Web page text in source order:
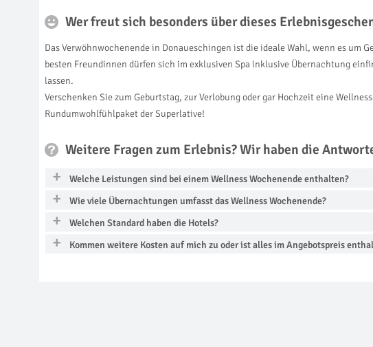
Wer freut sich besonders über dieses
Das Verwöhnwochenende in Donaueschingen ist die ideale Wahl, wenn es um
besten Freundinnen dürfen sich im exklusiven Spa inklusive Übernachtung
lassen.
Verschenken Sie zum Geburtstag, zur Verlobung oder gar Hochzeit eine
Rundumwohlfühlpaket der Superlative!
Weitere Fragen zum Erlebnis? Wir haben die
Welche Leistungen sind bei einem Wellness Wochenende enthalten?
Wie viele Übernachtungen umfasst das Wellness Wochenende?
Welchen Standard haben die Hotels?
Kommen weitere Kosten auf mich zu oder ist alles im Angebotspreis